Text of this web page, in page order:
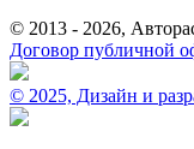
© 2013 - 2026,
Договор публичной
© 2025, Дизайн и